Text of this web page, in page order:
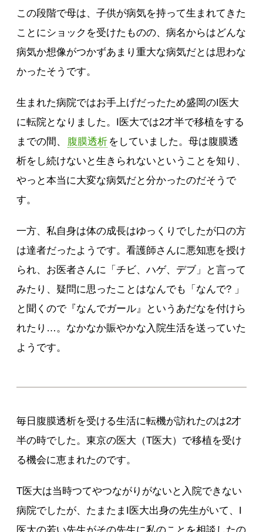
この段階で母は、子供が病気を持って生まれてきた
ことにショックを受けたものの、病名からはどんな
病気か想像がつかずあまり重大な病気だとは思わな
かったそうです。
生まれた病院ではお手上げだったため盛岡のI医大
に転院となりました。I医大では2才半で移植をする
までの間、
腹膜透析 をしていました。母は腹膜透
析をし続けないと生きられないということを知り、
やっと本当に大変な病気だと分かったのだそうで
す。
一方、私自身は体の成長はゆっくりでしたが口の方
は達者だったようです。看護師さんに悪知恵を授け
られ、お医者さんに「チビ、ハゲ、デブ」と言って
みたり、疑問に思ったことはなんでも「なんで? 」
と聞くので『なんでガール』というあだなを付けら
れたり…。なかなか賑やかな入院生活を送っていた
ようです。
毎日腹膜透析を受ける生活に転機が訪れたのは2才
半の時でした。東京の医大（T医大）で移植を受け
る機会に恵まれたのです。
T医大は当時つてやつながりがないと入院できない
病院でしたが、たまたまI医大出身の先生がいて、I